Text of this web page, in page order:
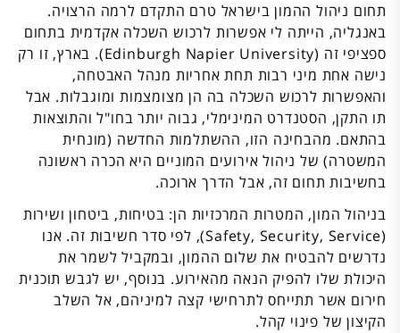
תחום ניהול ההמון בישראל טרם התקדם לרמה הרצויה.
באנגליה, הייתה לי אפשרות לרכוש השכלה אקדמית בתחום
ספציפי זה (Edinburgh Napier University). בארץ, זו רק
נישה אחת מיני רבות תחת אחריות מנהל האבטחה,
והאפשרות לרכוש השכלה בה הן מצומצמות ומוגבלות. אבל
תו התקן, הסטנדרט המינימלי, גבוה יותר בחו"ל והתוצאות
בהתאם. מהבחינה הזו, ההשתלמות החדשה (מונחית
המשטרה) של ניהול אירועים המוניים היא הכרה ראשונה
בחשיבות תחום זה, אבל הדרך ארוכה.
בניהול המון, המטרות המרכזיות הן: בטיחות, ביטחון ושירות
(Safety, Security, Service), לפי סדר חשיבות זה. אנו
נדרשים להבטיח את שלום ההמון, ובמקביל לשמר את
היכולת שלו להפיק הנאה מהאירוע. בנוסף, יש לגבש תוכנית
חירום אשר תתייחס לתרחישי קצה למיניהם, אל השלב
הקיצון של פינוי קהל.